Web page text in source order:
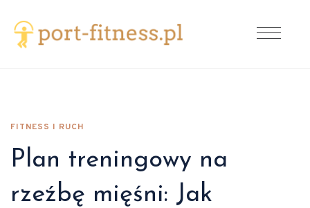
FITNESS I RUCH
Plan treningowy na
rzeźbę mięśni: Jak